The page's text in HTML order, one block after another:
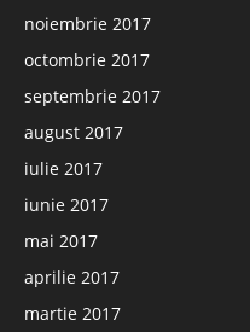
noiembrie 2017
octombrie 2017
septembrie 2017
august 2017
iulie 2017
iunie 2017
mai 2017
aprilie 2017
martie 2017